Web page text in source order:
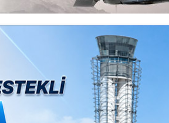
EasyJet, 5,7 Milyar Sterline Apollo’ya
Pilotlar, Teknisyenler, Kabin Ekipleri ve Yer
BookingAgora’dan Dubai’ye iki FAM Trip
AJet Uçuşlarıyla Rus Turist İçin Yeni Türkiye
Airbus Temmuz bilançosunu açıkladı: 204